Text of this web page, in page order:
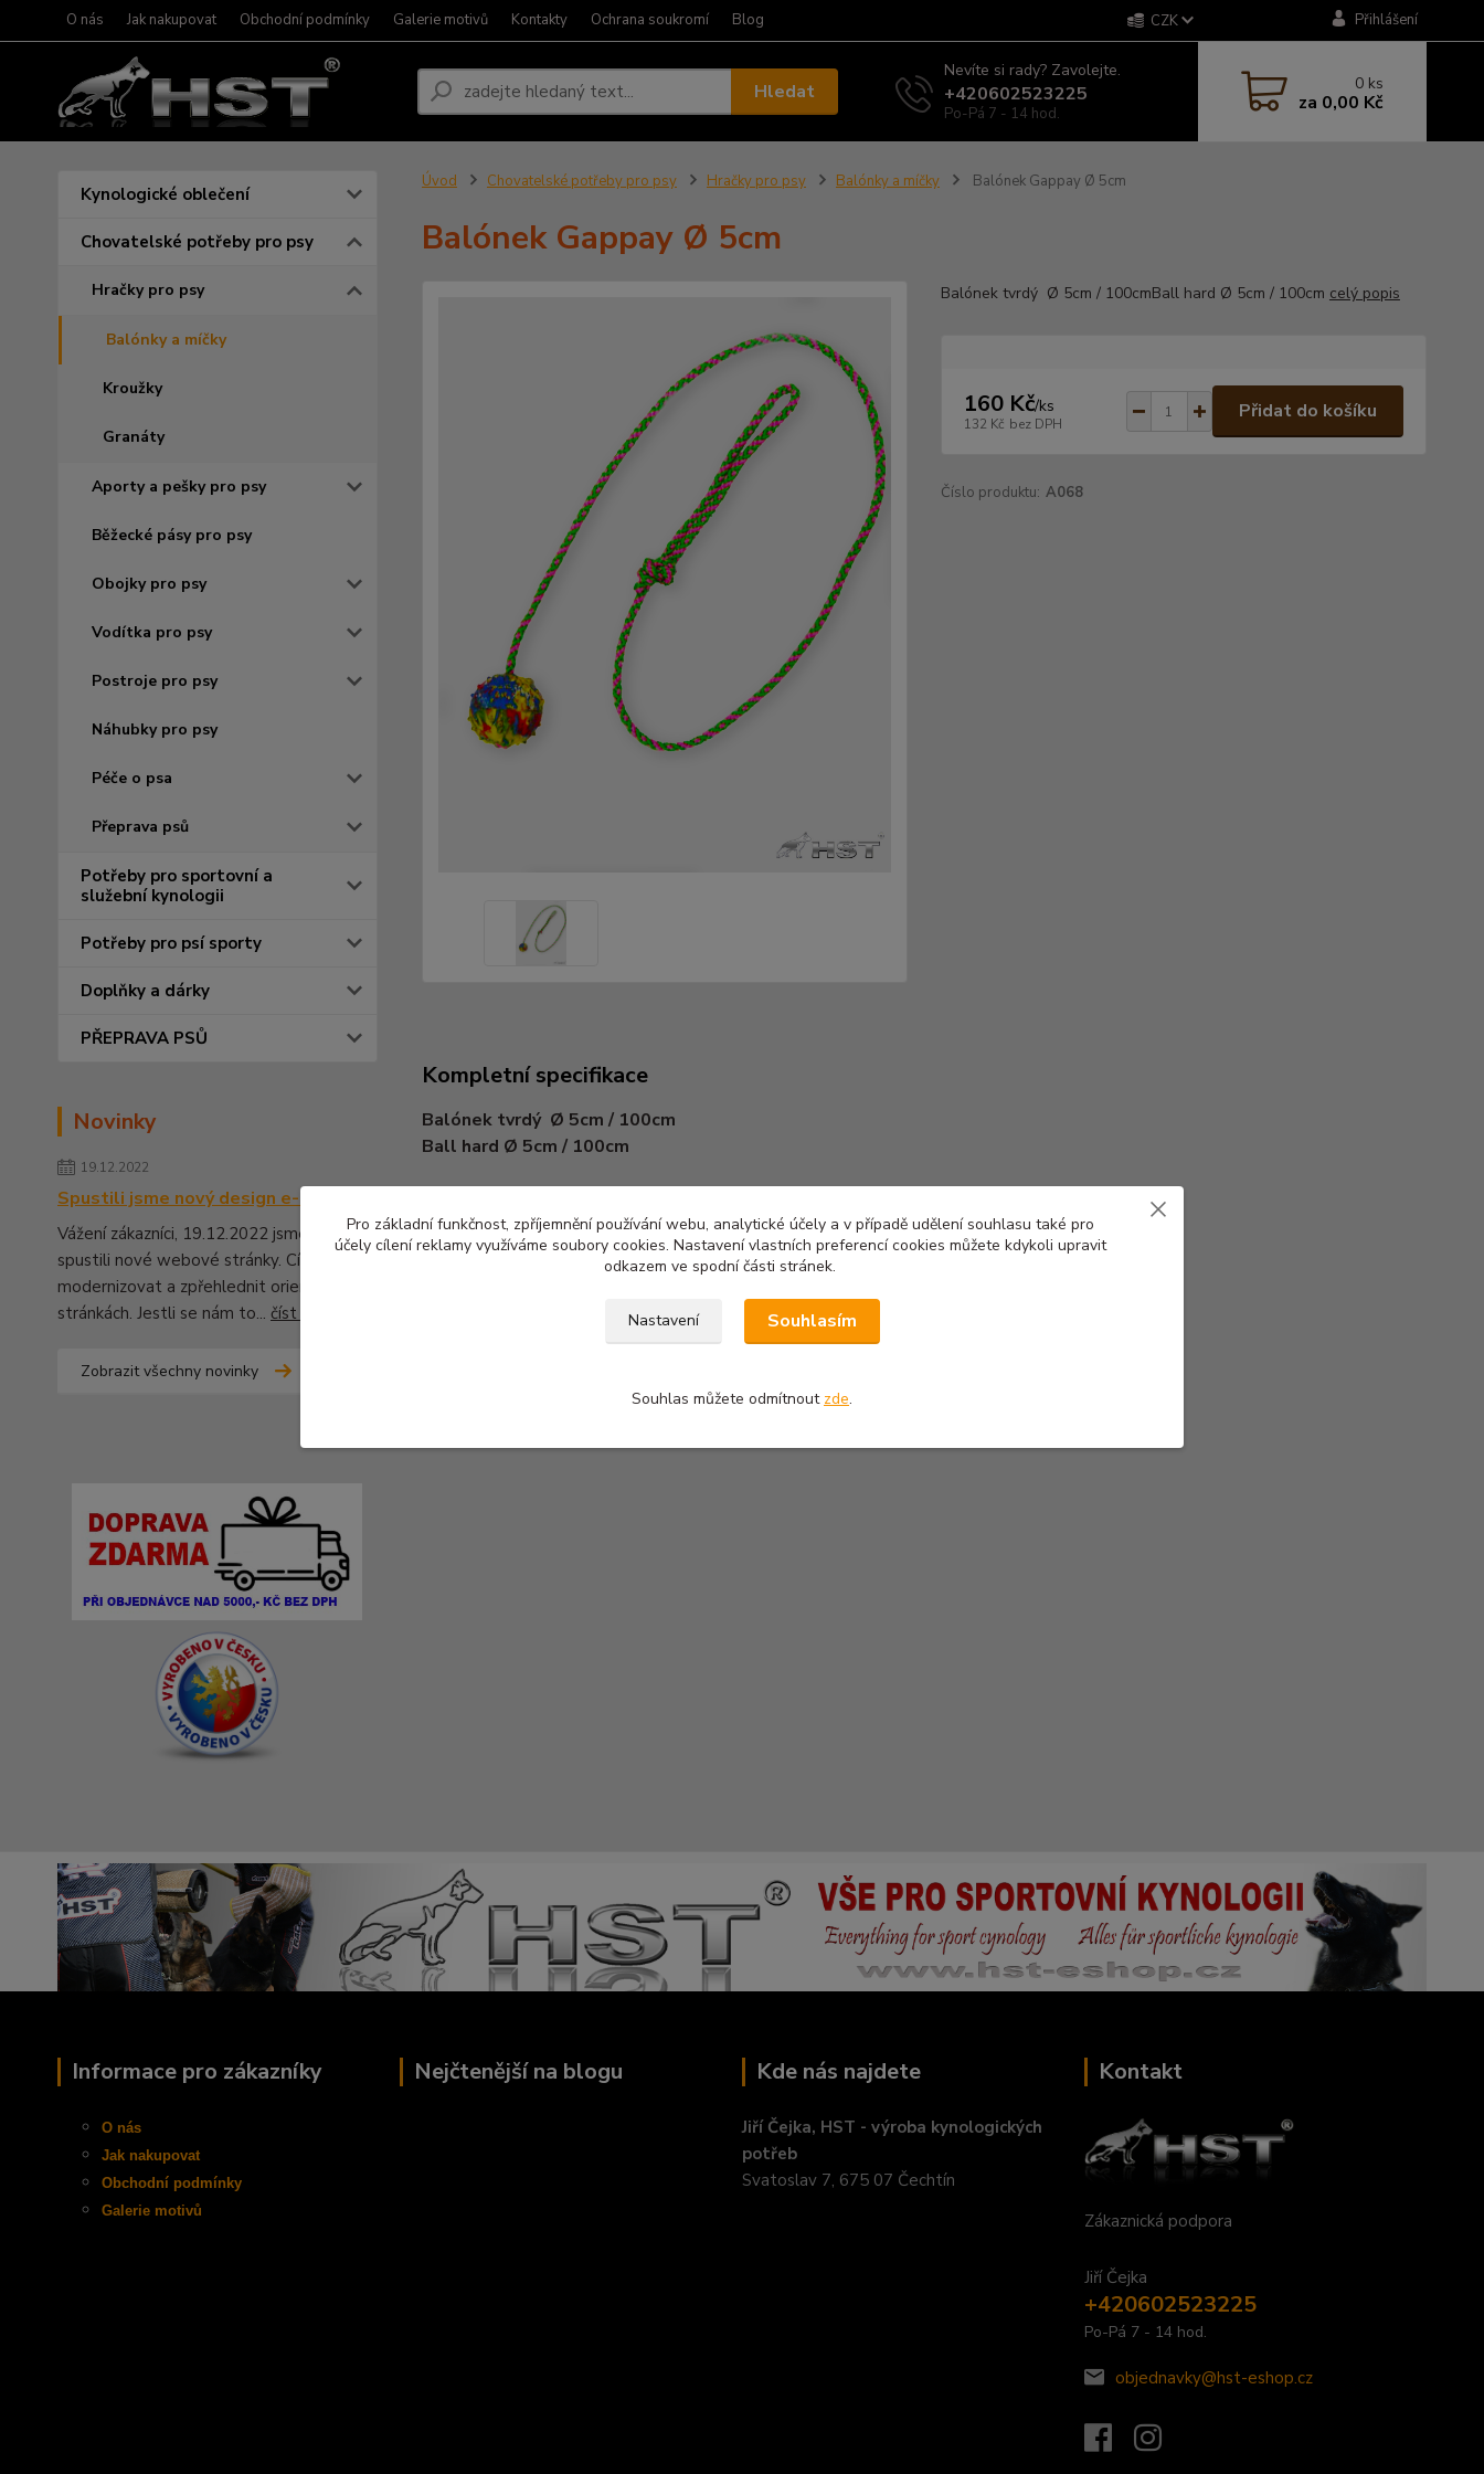
O nás Jak nakupovat Obchodní podmínky Galerie motivů Kontakty Ochrana soukromí Blog CZK Přihlášení
Hledat
Nevíte si rady? Zavolejte.
+420602523225
Po-Pá 7 - 14 hod.
0 ks
za 0,00 Kč
Kynologické oblečení
Chovatelské potřeby pro psy
Hračky pro psy
Balónky a míčky
Kroužky
Granáty
Aporty a pešky pro psy
Běžecké pásy pro psy
Obojky pro psy
Vodítka pro psy
Postroje pro psy
Náhubky pro psy
Péče o psa
Přeprava psů
Potřeby pro sportovní a
služební kynologii
Potřeby pro psí sporty
Doplňky a dárky
PŘEPRAVA PSŮ
Novinky
19.12.2022
Spustili jsme nový design e-shopu
Vážení zákazníci, 19.12.2022 jsme pro Vás
spustili nové webové stránky. Cílem bylo
modernizovat a zpřehlednit orientaci na
stránkách. Jestli se nám to... číst celé
Zobrazit všechny novinky
Úvod Chovatelské potřeby pro psy Hračky pro psy Balónky a míčky Balónek Gappay Ø 5cm
Balónek Gappay Ø 5cm
Balónek tvrdý Ø 5cm / 100cmBall hard Ø 5cm / 100cm celý popis
160 Kč/ks
132 Kč bez DPH
Přidat do košíku
Číslo produktu: A068
Kompletní specifikace
Balónek tvrdý Ø 5cm / 100cm
Ball hard Ø 5cm / 100cm
Zboží zařazeno v kategoriích
Balónky a míčky
Informace pro zákazníky
O nás
Jak nakupovat
Obchodní podmínky
Galerie motivů
Nejčtenější na blogu Kde nás najdete
Jiří Čejka, HST - výroba kynologických
potřeb
Svatoslav 7, 675 07 Čechtín
Kontakt
Zákaznická podpora
Jiří Čejka
+420602523225
Po-Pá 7 - 14 hod.
objednavky@hst-eshop.cz
Pro základní funkčnost, zpříjemnění používání webu, analytické účely a v případě udělení souhlasu také pro
účely cílení reklamy využíváme soubory cookies. Nastavení vlastních preferencí cookies můžete kdykoli upravit
odkazem ve spodní části stránek.
Nastavení Souhlasím
Souhlas můžete odmítnout zde.